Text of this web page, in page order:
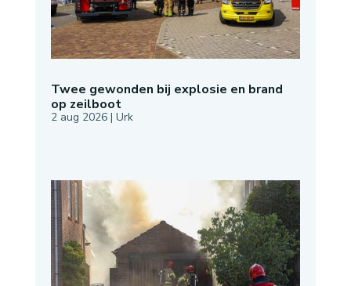
Twee gewonden bij explosie en brand
op zeilboot
2 aug 2026| Urk